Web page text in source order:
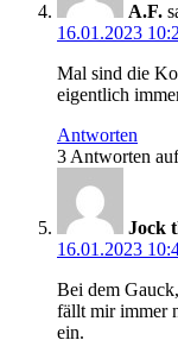
A.F.
16.01.2023
Mal sind die
eigentlich
Antworten
3 Antworten
Jock
16.01.2023
Bei dem Gauck,
fällt mir immer
ein.